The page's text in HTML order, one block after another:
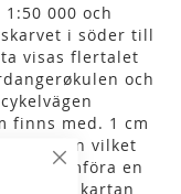
Stäng
000 och
i söder till
visas flertalet
och
finns med. 1 cm
vilket
genomföra en
är kartan